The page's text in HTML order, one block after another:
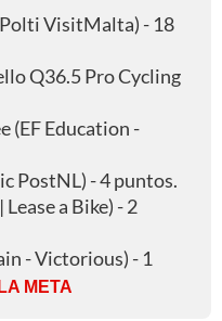
Polti VisitMalta) - 18
Q36.5 Pro Cycling
(EF Education -
PostNL) - 4 puntos.
a Bike) - 2
- Victorious) - 1
META